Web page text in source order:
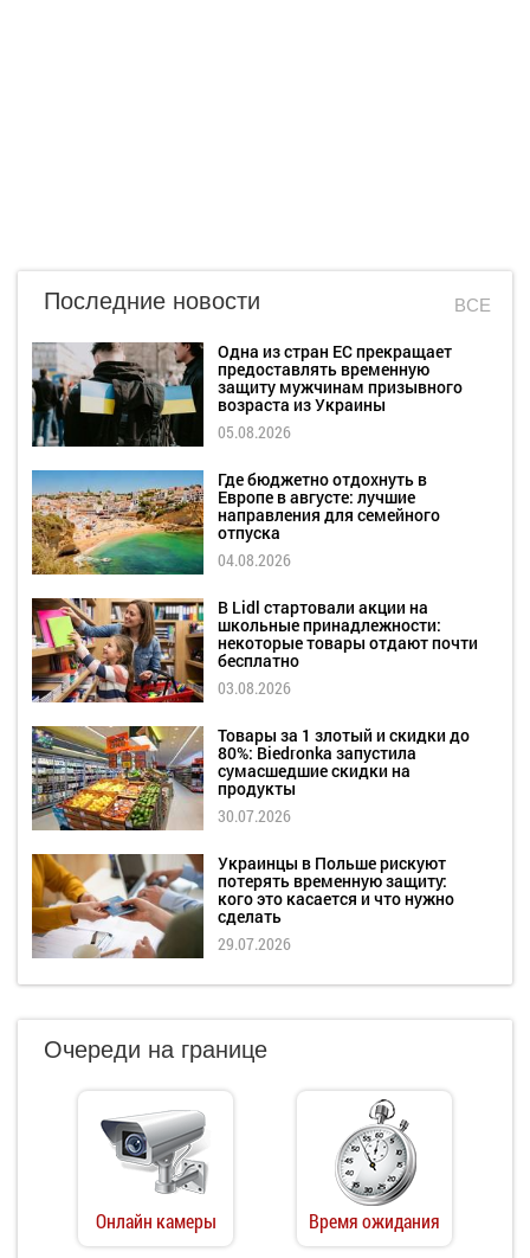
Последние новости ВСЕ
Одна из стран ЕС прекращает
предоставлять временную
защиту мужчинам призывного
возраста из Украины
05.08.2026
Где бюджетно отдохнуть в
Европе в августе: лучшие
направления для семейного
отпуска
04.08.2026
В Lidl стартовали акции на
школьные принадлежности:
некоторые товары отдают почти
бесплатно
03.08.2026
Товары за 1 злотый и скидки до
80%: Biedronka запустила
сумасшедшие скидки на
продукты
30.07.2026
Украинцы в Польше рискуют
потерять временную защиту:
кого это касается и что нужно
сделать
29.07.2026
Очереди на границе
Онлайн камеры Время ожидания